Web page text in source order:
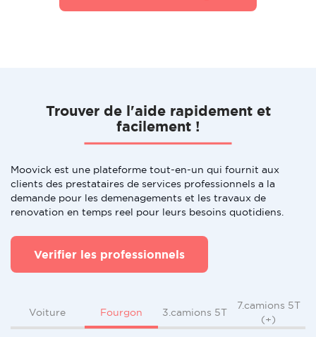
Trouver de l'aide rapidement et
facilement !
Moovick est une plateforme tout-en-un qui fournit aux
clients des prestataires de services professionnels a la
demande pour les demenagements et les travaux de
renovation en temps reel pour leurs besoins quotidiens.
Verifier les professionnels
Voiture Fourgon 3.camions 5T
7.camions 5T
(+)